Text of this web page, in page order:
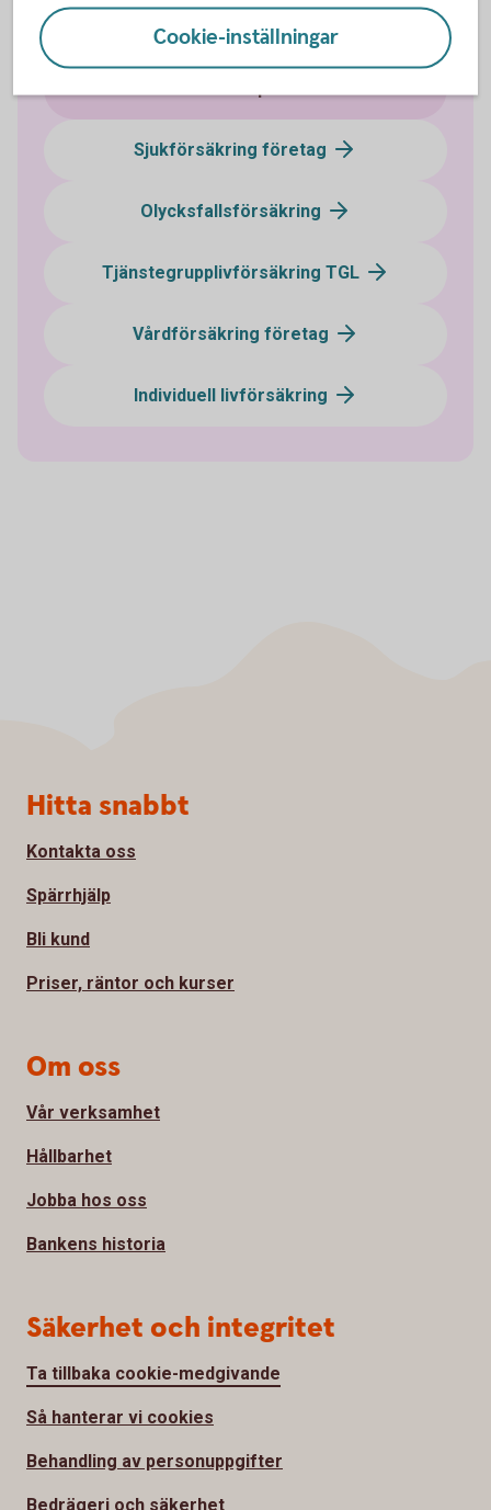
Välj innehåll i pensionsplanen
Sjukförsäkring företag
Olycksfallsförsäkring
Tjänstegrupplivförsäkring TGL
Vårdförsäkring företag
Individuell livförsäkring
Cookie-inställningar
Sidfot
Hitta snabbt
Kontakta oss
Spärrhjälp
Bli kund
Priser, räntor och kurser
Om oss
Vår verksamhet
Hållbarhet
Jobba hos oss
Bankens historia
Säkerhet och integritet
Ta tillbaka cookie-medgivande
Så hanterar vi cookies
Behandling av personuppgifter
Bedrägeri och säkerhet